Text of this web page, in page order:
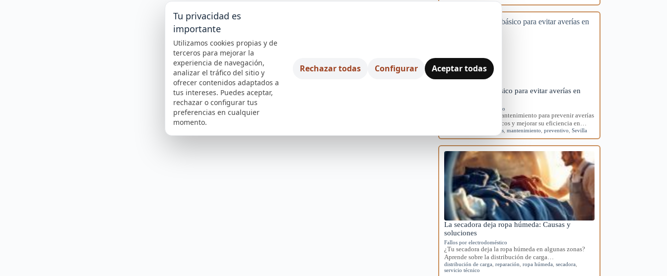
Mantenimiento básico para evitar averías en
Mantenimiento preventivo
Aprende rutinas de mantenimiento para prevenir averías
en tus electrodomésticos y mejorar su eficiencia en…
electrodomésticos ,mantenimiento ,preventivo ,Sevilla
La secadora deja ropa húmeda: Causas y
soluciones
Fallos por electrodoméstico
¿Tu secadora deja la ropa húmeda en algunas zonas?
Aprende sobre la distribución de carga…
distribución de carga ,reparación ,ropa húmeda ,secadora
servicio técnico
Tu privacidad es
importante
Utilizamos cookies propias y de
terceros para mejorar la
experiencia de navegación,
analizar el tráfico del sitio y
ofrecer contenidos adaptados a
tus intereses. Puedes aceptar,
rechazar o configurar tus
preferencias en cualquier
momento.
Rechazar todas Configurar Aceptar todas